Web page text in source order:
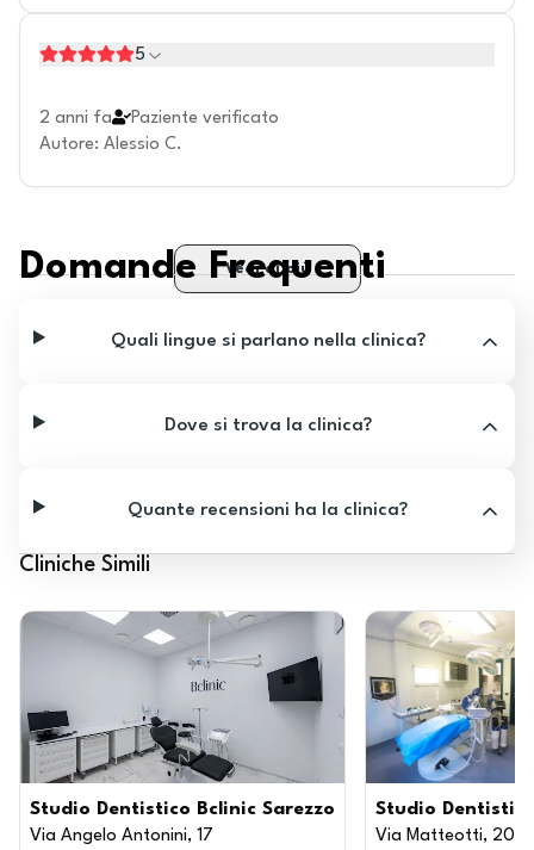
5
2 anni fa
Paziente verificato
Autore: Alessio C.
Vedi di più
Domande Frequenti
Quali lingue si parlano nella clinica?
Dove si trova la clinica?
Quante recensioni ha la clinica?
Cliniche Simili
Studio Dentistico Bclinic Sarezzo
Via Angelo Antonini, 17
Studio
Via Matteotti,